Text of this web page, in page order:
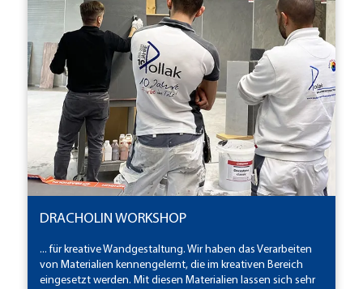
DRACHOLIN WORKSHOP
... für kreative Wandgestaltung. Wir haben das Verarbeiten
von Materialien kennengelernt, die im kreativen Bereich
eingesetzt werden. Mit diesen Materialien lassen sich sehr